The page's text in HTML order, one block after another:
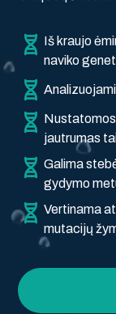
Iš kraujo
naviko
jautrumas
Galima
gydymo
Vertinama
mutacijų